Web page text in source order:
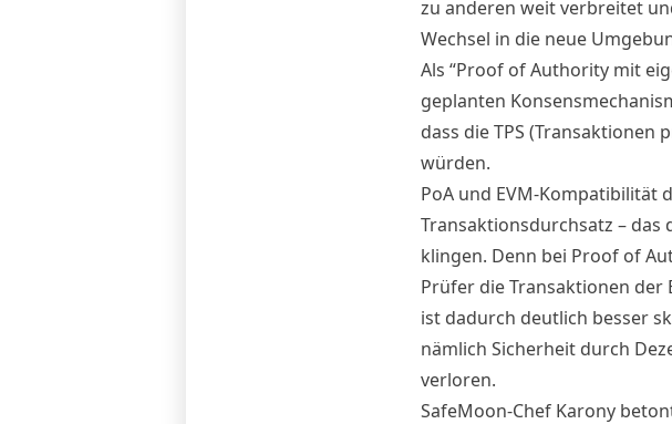
zu anderen weit verbreitet
Wechsel in die neue
Als “Proof of Authority mit
geplanten
dass die TPS
würden.
PoA und EVM-Kompatibilität
Transaktionsdurchsatz – das
klingen. Denn bei Proof of
Prüfer die Transaktionen der
ist dadurch deutlich besser
nämlich Sicherheit durch
verloren.
SafeMoon-Chef Karony